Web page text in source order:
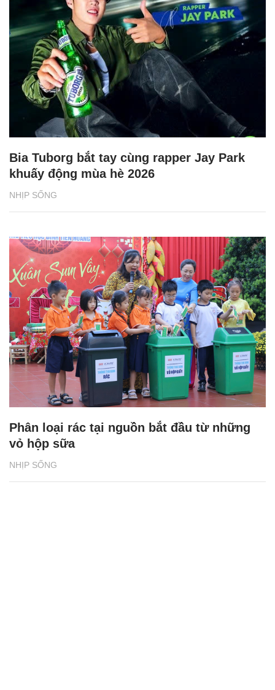
NHỊP SỐNG
Bia Tuborg bắt tay cùng rapper Jay Park
khuấy động mùa hè 2026
NHỊP SỐNG
Phân loại rác tại nguồn bắt đầu từ những
vỏ hộp sữa